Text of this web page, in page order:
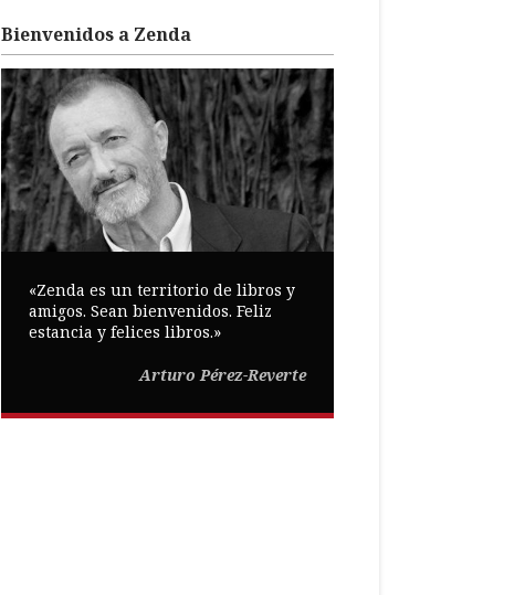
Bienvenidos a Zenda
«Zenda es un territorio de libros y
amigos. Sean bienvenidos. Feliz
estancia y felices libros.»
Arturo Pérez-Reverte